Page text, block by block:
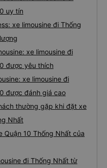
uy tín
xe limousine đi Thống
xe limousine đi
được yêu thích
xe limousine đi
được đánh giá cao
thường gặp khi đặt xe
Nhất
Quận 10 Thống Nhất của
đi Thống Nhất từ